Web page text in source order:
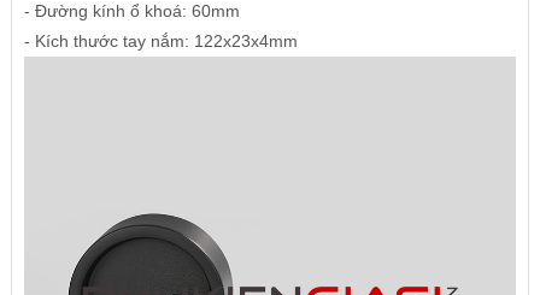
- Đường kính ổ khoá: 60mm
- Kích thước tay nắm: 122x23x4mm